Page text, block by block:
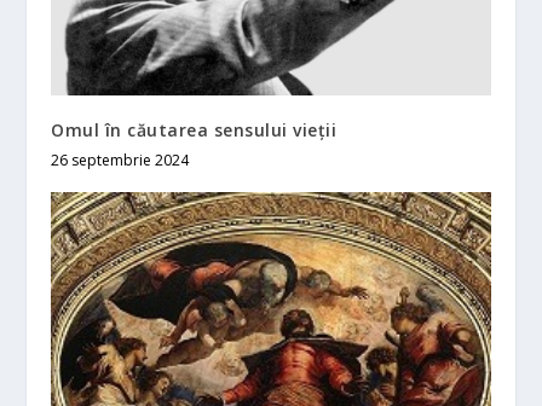
Omul în căutarea sensului vieții
26 septembrie 2024